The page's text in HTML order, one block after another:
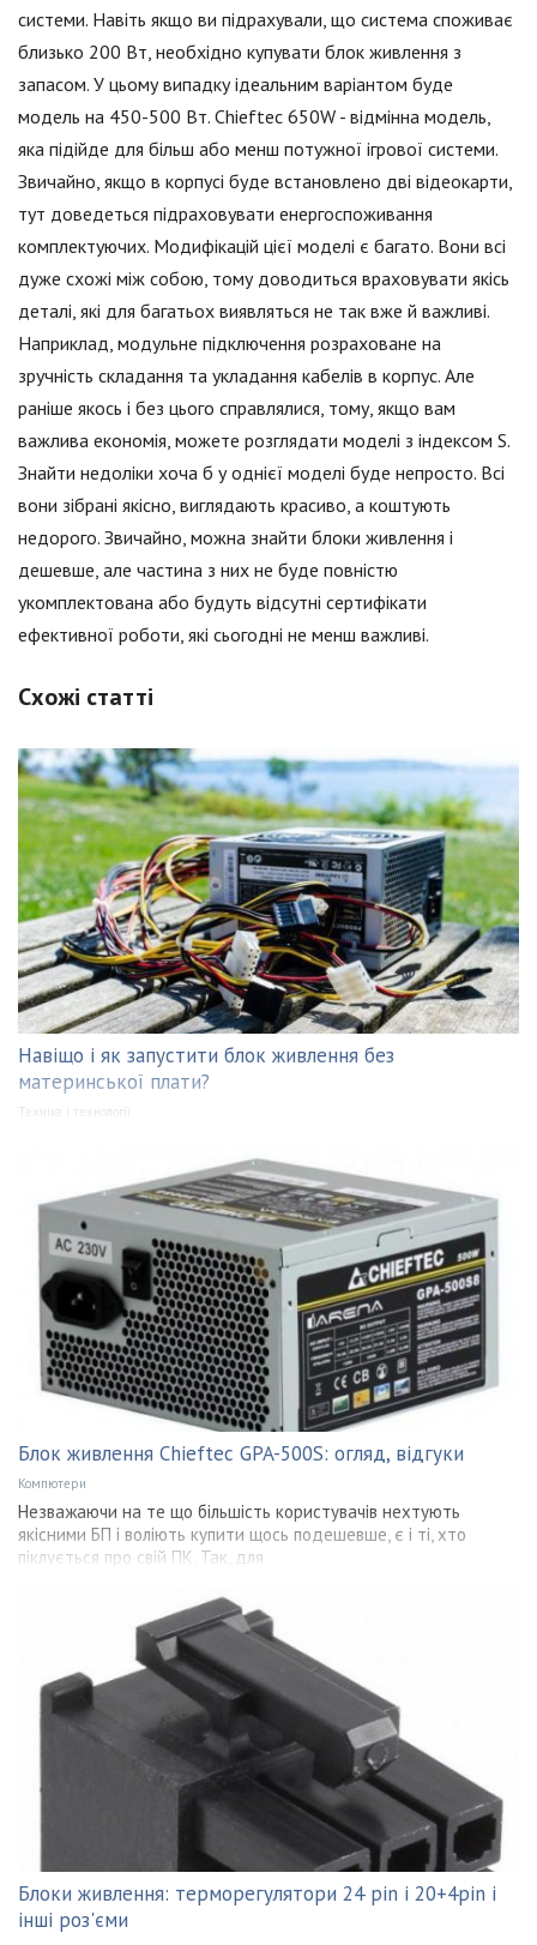
системи. Навіть якщо ви підрахували, що система споживає
близько 200 Вт, необхідно купувати блок живлення з
запасом. У цьому випадку ідеальним варіантом буде
модель на 450-500 Вт. Chieftec 650W - відмінна модель,
яка підійде для більш або менш потужної ігрової системи.
Звичайно, якщо в корпусі буде встановлено дві відеокарти,
тут доведеться підраховувати енергоспоживання
комплектуючих. Модифікацій цієї моделі є багато. Вони всі
дуже схожі між собою, тому доводиться враховувати якісь
деталі, які для багатьох виявляться не так вже й важливі.
Наприклад, модульне підключення розраховане на
зручність складання та укладання кабелів в корпус. Але
раніше якось і без цього справлялися, тому, якщо вам
важлива економія, можете розглядати моделі з індексом S.
Знайти недоліки хоча б у однієї моделі буде непросто. Всі
вони зібрані якісно, виглядають красиво, а коштують
недорого. Звичайно, можна знайти блоки живлення і
дешевше, але частина з них не буде повністю
укомплектована або будуть відсутні сертифікати
ефективної роботи, які сьогодні не менш важливі.
Схожі статті
Навіщо і як запустити блок живлення без
материнської плати?
Техніка і технології
Блок живлення Chieftec GPA-500S: огляд, відгуки
Компютери
Незважаючи на те що більшість користувачів нехтують
якісними БП і воліють купити щось подешевше, є і ті, хто
піклується про свій ПК. Так, для
Блоки живлення: терморегулятори 24 pin і 20+4pin і
інші роз'єми